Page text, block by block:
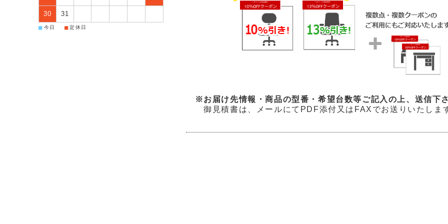
※お届け先情報・商品の型番・希望台数等ご記入の上、送信下
御見積書は、メールにてPDF添付又はFAXでお送りいたしま
30 31
■ 今日 ■ 定休日